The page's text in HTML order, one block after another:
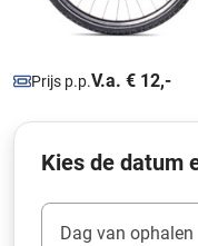
Prijs p.p.V.a. € 12,-
Kies de datum
Dag van ophalen